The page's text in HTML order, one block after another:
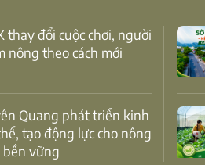
nông theo cách mới
tạo động lực cho nông
vững